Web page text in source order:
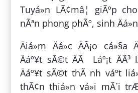
Tuyá»n LÃ¢mâ¦ giÃºp
nÃªn phong phÃº, sinh
Äiá»m Äá»c ÄÃ¡o cá»§a
Äáº¥t sÃ©t ÄÃ Láº¡t
Äáº¥t sÃ©t thÃ nh váº­t
thÃ¢n thiá»n vá»i mÃ´i